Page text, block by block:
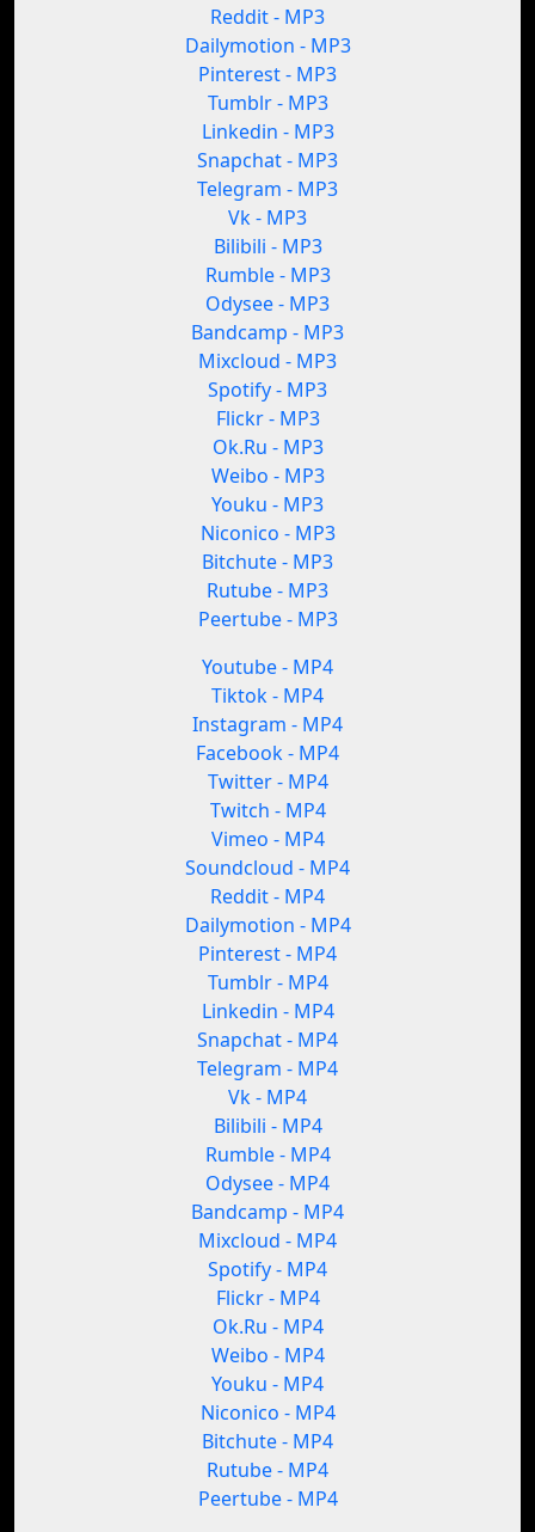
Reddit - MP3
Dailymotion - MP3
Pinterest - MP3
Tumblr - MP3
Linkedin - MP3
Snapchat - MP3
Telegram - MP3
Vk - MP3
Bilibili - MP3
Rumble - MP3
Odysee - MP3
Bandcamp - MP3
Mixcloud - MP3
Spotify - MP3
Flickr - MP3
Ok.Ru - MP3
Weibo - MP3
Youku - MP3
Niconico - MP3
Bitchute - MP3
Rutube - MP3
Peertube - MP3
Youtube - MP4
Tiktok - MP4
Instagram - MP4
Facebook - MP4
Twitter - MP4
Twitch - MP4
Vimeo - MP4
Soundcloud - MP4
Reddit - MP4
Dailymotion - MP4
Pinterest - MP4
Tumblr - MP4
Linkedin - MP4
Snapchat - MP4
Telegram - MP4
Vk - MP4
Bilibili - MP4
Rumble - MP4
Odysee - MP4
Bandcamp - MP4
Mixcloud - MP4
Spotify - MP4
Flickr - MP4
Ok.Ru - MP4
Weibo - MP4
Youku - MP4
Niconico - MP4
Bitchute - MP4
Rutube - MP4
Peertube - MP4